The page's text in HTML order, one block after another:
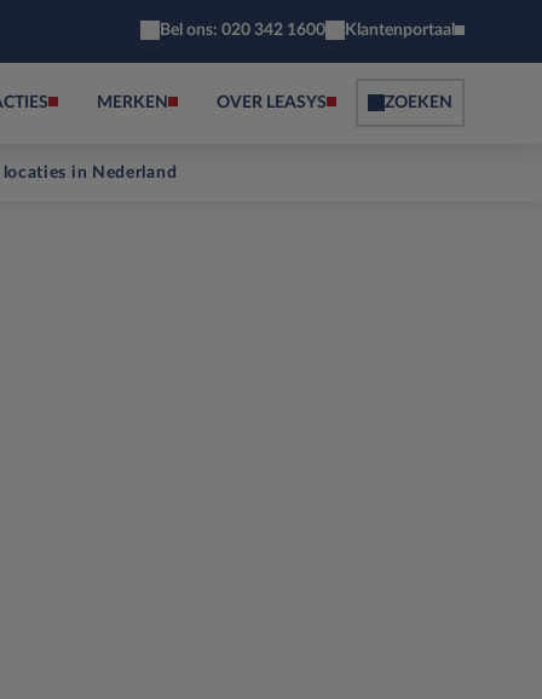
Bel ons: 020 342 1600 Klantenportaal
MERKEN OVER LEASYS ZOEKEN
in Nederland